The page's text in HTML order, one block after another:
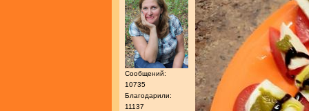
Сообщений:
10735
Благодарили:
11137